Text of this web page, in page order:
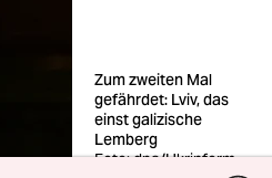
Zum zweiten Mal
gefährdet: Lviv, das
einst galizische
Lemberg
Foto: dpa/Ukrinform